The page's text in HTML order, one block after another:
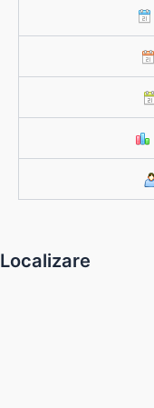
Localizare